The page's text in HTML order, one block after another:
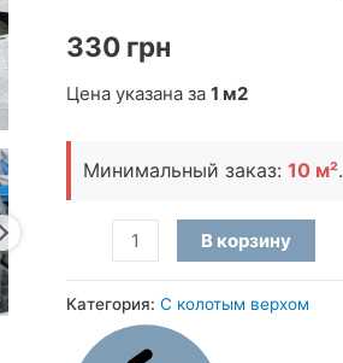
330 грн
Цена указана за 1 м2
Минимальный заказ: 10 м².
Количество
товара
Брусчатка
пилено-
В корзину
Категория: С колотым верхом